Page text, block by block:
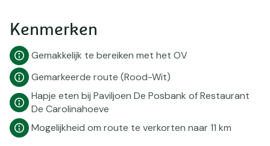
Kenmerken
Gemakkelijk te bereiken met het OV
Gemarkeerde route (Rood-Wit)
Hapje eten bij Paviljoen De Posbank of Restaurant
De Carolinahoeve
Mogelijkheid om route te verkorten naar 11 km